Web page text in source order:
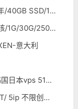
【分销主机】GreenValueHost：$42/年/40GB SSD/1000GB/独立IP/无限SSL 多机房
【vps优惠码】IntegralHost $2每月/4核/1G/30G/250G 堪萨斯
意大利
【vps优惠码】星光互连 $6每月 香港韩国日本vps 512 内存
【折腾帝】hostodo::$6每月/2g/75g/2T/ 5ip 不限创建VPS